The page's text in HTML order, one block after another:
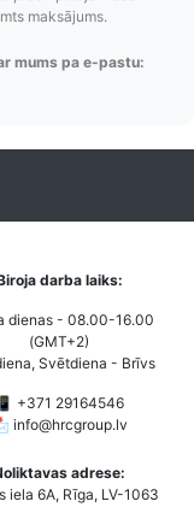
bez
maksājums.
mums pa e-pastu:
darba laiks:
dienas - 08.00-16.00
(GMT+2)
Svētdiena - Brīvs
📱 +371 29164546
info@hrcgroup.lv
adrese:
iela 6A, Rīga, LV-1063